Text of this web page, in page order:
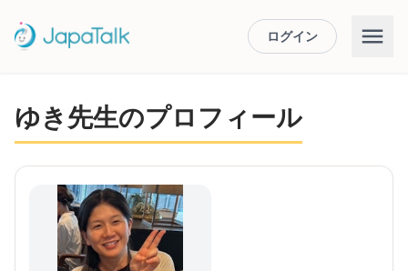
ログイン
ゆき先生のプロフィール